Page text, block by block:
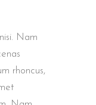
Nam
rhoncus,